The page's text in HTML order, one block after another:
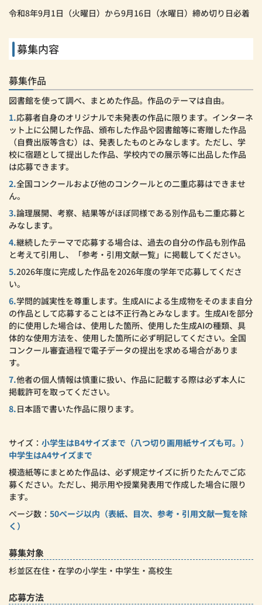
令和8年9月1日（火曜日）から9月16日（水曜日）締め切り日必着
募集内容
募集作品
図書館を使って調べ、まとめた作品。作品のテーマは自由。
1.応募者自身のオリジナルで未発表の作品に限ります。インターネ
ット上に公開した作品、頒布した作品や図書館等に寄贈した作品
（自費出版等含む）は、発表したものとみなします。ただし、学
校に宿題として提出した作品、学校内での展示等に出品した作品
は応募できます。
2.全国コンクールおよび他のコンクールとの二重応募はできませ
ん。
3.論理展開、考察、結果等がほぼ同様である別作品も二重応募と
みなします。
4.継続したテーマで応募する場合は、過去の自分の作品も別作品
と考えて引用し、「参考・引用文献一覧」に掲載してください。
5.2026年度に完成した作品を2026年度の学年で応募してくださ
い。
6.学問的誠実性を尊重します。生成AIによる生成物をそのまま自分
の作品として応募することは不正行為とみなします。生成AIを部分
的に使用した場合は、使用した箇所、使用した生成AIの種類、具
体的な使用方法を、使用した箇所に必ず明記してください。全国
コンクール審査過程で電子データの提出を求める場合がありま
す。
7.他者の個人情報は慎重に扱い、作品に記載する際は必ず本人に
掲載許可を取ってください。
8.日本語で書いた作品に限ります。
サイズ： 小学生はB4サイズまで（八つ切り画用紙サイズも可。）
中学生はA4サイズまで
模造紙等にまとめた作品は、必ず規定サイズに折りたたんでご応
募ください。ただし、掲示用や授業発表用で作成した場合に限り
ます。
ぺージ数： 50ぺージ以内（表紙、目次、参考・引用文献一覧を除
く）
募集対象
杉並区在住・在学の小学生・中学生・高校生
応募方法